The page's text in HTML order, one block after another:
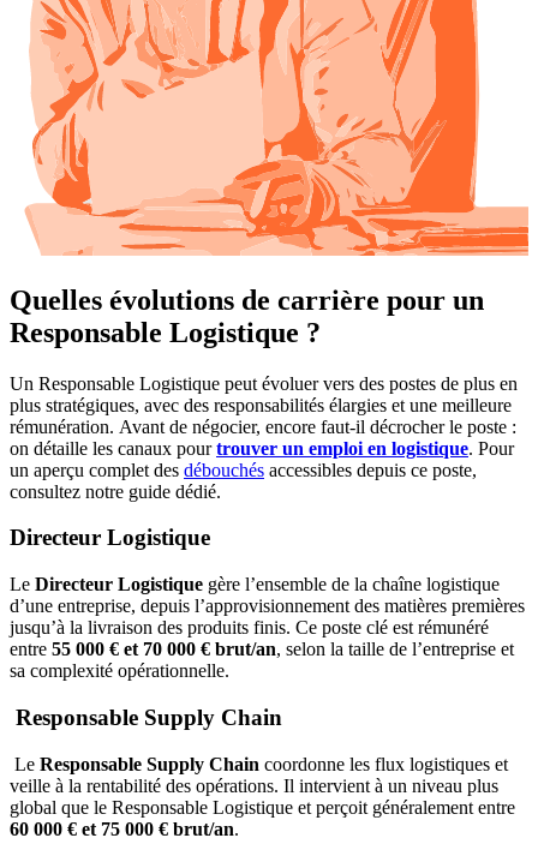
Quelles évolutions de carrière pour un
Responsable Logistique ?
Un Responsable Logistique peut évoluer vers des postes de plus en
plus stratégiques, avec des responsabilités élargies et une meilleure
rémunération. Avant de négocier, encore faut-il décrocher le poste :
on détaille les canaux pourtrouver un emploi en logistique. Pour
un aperçu complet des débouchés accessibles depuis ce poste,
consultez notre guide dédié.
Directeur Logistique
Le Directeur Logistique gère l’ensemble de la chaîne logistique
d’une entreprise, depuis l’approvisionnement des matières premières
jusqu’à la livraison des produits finis. Ce poste clé est rémunéré
entre 55 000 € et 70 000 € brut/an, selon la taille de l’entreprise et
sa complexité opérationnelle.
Responsable Supply Chain
Le Responsable Supply Chain coordonne les flux logistiques et
veille à la rentabilité des opérations. Il intervient à un niveau plus
global que le Responsable Logistique et perçoit généralement entre
60 000 € et 75 000 € brut/an.